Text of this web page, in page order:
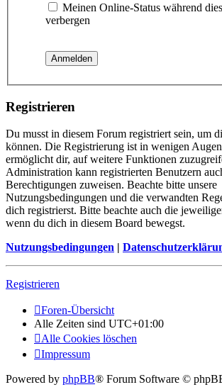
Meinen Online-Status während
verbergen
Registrieren
Du musst in diesem Forum registriert sein, um
können. Die Registrierung ist in wenigen
ermöglicht dir, auf weitere Funktionen
Administration kann registrierten Benutzern
Berechtigungen zuweisen. Beachte bitte unsere
Nutzungsbedingungen und die verwandten
dich registrierst. Bitte beachte auch die
wenn du dich in diesem Board bewegst.
Nutzungsbedingungen |
Registrieren
Foren-Übersicht
Alle Zeiten sind UTC+01:00
Alle Cookies löschen
Impressum
Powered by phpBB® Forum Software ©